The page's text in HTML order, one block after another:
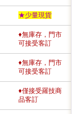
★少量現貨
♦無庫存，門市
可接受客訂
♦無庫存，門市
可接受客訂
♦僅接受羅技商
品客訂